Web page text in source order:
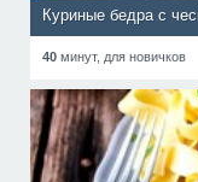
Куриные бедра с
40 минут, для новичков